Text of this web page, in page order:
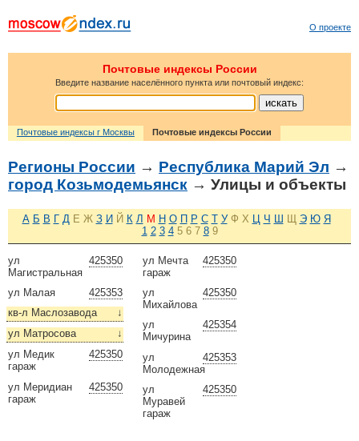
О проекте
Почтовые индексы России
Введите название населённого пункта или почтовый индекс:
Почтовые индексы г Москвы Почтовые индексы России
Регионы России → Республика Марий Эл →
город Козьмодемьянск → Улицы и объекты
А Б В Г Д Е Ж З И Й К Л М Н О П Р С Т У Ф Х Ц Ч Ш Щ Э Ю Я
1 2 3 4 5 6 7 8 9
425350
ул
Магистральная
425353
ул Малая
↓
кв-л Маслозавода
↓
ул Матросова
425350
ул Медик
гараж
425350
ул Меридиан
гараж
425350
ул Мечта
гараж
425350
ул
Михайлова
425354
ул
Мичурина
425353
ул
Молодежная
425350
ул
Муравей
гараж